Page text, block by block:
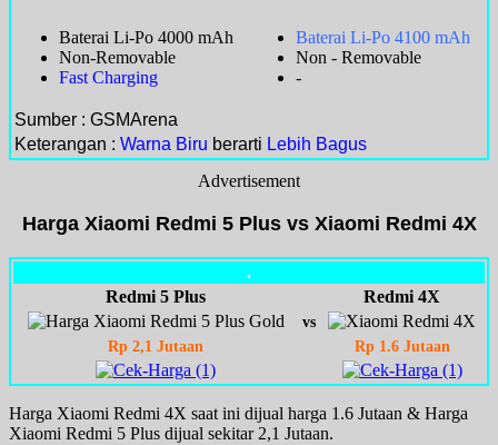
Baterai Li-Po 4000 mAh
Non-Removable
Fast Charging
Baterai Li-Po 4100 mAh
Non - Removable
-
Sumber : GSMArena
Keterangan : Warna Biru berarti Lebih Bagus
Advertisement
Harga Xiaomi Redmi 5 Plus vs Xiaomi Redmi 4X
.
Redmi 5 Plus
Redmi 4X
vs
Rp 2,1 Jutaan
Rp 1.6 Jutaan
Harga Xiaomi Redmi 4X saat ini dijual harga 1.6 Jutaan & Harga
Xiaomi Redmi 5 Plus dijual sekitar 2,1 Jutaan.